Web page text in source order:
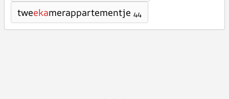
tweekamerappartementje 44